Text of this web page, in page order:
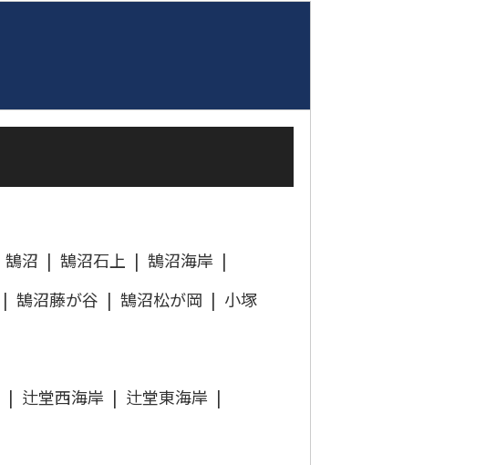
鵠沼 鵠沼石上
鵠沼海岸
鵠沼藤が谷 鵠沼松が岡 小塚
辻堂西海岸 辻堂東海岸